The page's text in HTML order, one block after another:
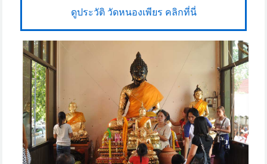
ดูประวัติ วัดหนองเพียร คลิกที่นี่